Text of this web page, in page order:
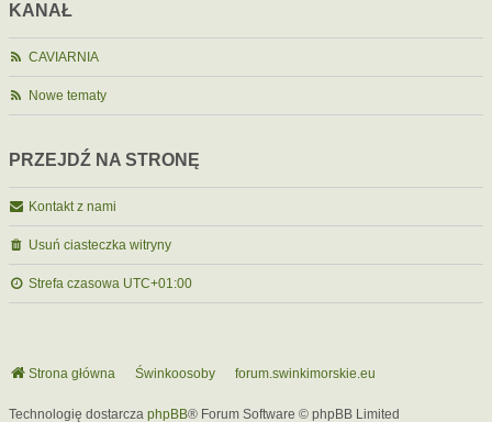
KANAŁ
CAVIARNIA
Nowe tematy
PRZEJDŹ NA STRONĘ
Kontakt z nami
Usuń ciasteczka witryny
Strefa czasowa UTC+01:00
Strona główna Świnkoosoby forum.swinkimorskie.eu
Technologię dostarcza phpBB® Forum Software © phpBB Limited